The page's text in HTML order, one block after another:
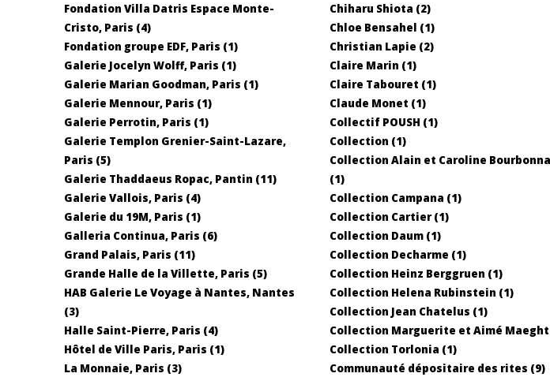
Fondation Villa Datris Espace Monte-
Cristo, Paris (4)
Fondation groupe EDF, Paris (1)
Galerie Jocelyn Wolff, Paris (1)
Galerie Marian Goodman, Paris (1)
Galerie Mennour, Paris (1)
Galerie Perrotin, Paris (1)
Galerie Templon Grenier-Saint-Lazare,
Paris (5)
Galerie Thaddaeus Ropac, Pantin (11)
Galerie Vallois, Paris (4)
Galerie du 19M, Paris (1)
Galleria Continua, Paris (6)
Grand Palais, Paris (11)
Grande Halle de la Villette, Paris (5)
HAB Galerie Le Voyage à Nantes, Nantes
(3)
Halle Saint-Pierre, Paris (4)
Hôtel de Ville Paris, Paris (1)
La Monnaie, Paris (3)
Chiharu Shiota (2)
Chloe Bensahel (1)
Christian Lapie (2)
Claire Marin (1)
Claire Tabouret (1)
Claude Monet (1)
Collectif POUSH (1)
Collection (1)
Collection Alain et Caroline
(1)
Collection Campana (1)
Collection Cartier (1)
Collection Daum (1)
Collection Decharme (1)
Collection Heinz Berggruen (1)
Collection Helena Rubinstein (1)
Collection Jean Chatelus (1)
Collection Marguerite et Aimé Maeght
Collection Torlonia (1)
Communauté dépositaire des rites (9)